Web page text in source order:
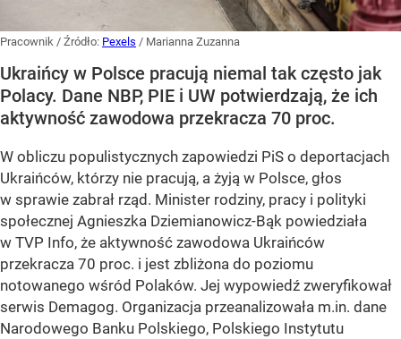
Pracownik / Źródło: Pexels / Marianna Zuzanna
Ukraińcy w Polsce pracują niemal tak często jak
Polacy. Dane NBP, PIE i UW potwierdzają, że ich
aktywność zawodowa przekracza 70 proc.
W obliczu populistycznych zapowiedzi PiS o deportacjach
Ukraińców, którzy nie pracują, a żyją w Polsce, głos
w sprawie zabrał rząd. Minister rodziny, pracy i polityki
społecznej Agnieszka Dziemianowicz-Bąk powiedziała
w TVP Info, że aktywność zawodowa Ukraińców
przekracza 70 proc. i jest zbliżona do poziomu
notowanego wśród Polaków. Jej wypowiedź zweryfikował
serwis Demagog. Organizacja przeanalizowała m.in. dane
Narodowego Banku Polskiego, Polskiego Instytutu